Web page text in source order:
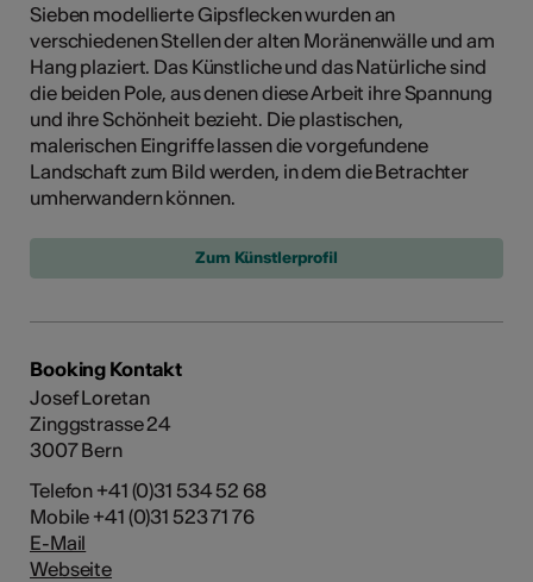
Sieben modellierte Gipsflecken wurden an
verschiedenen Stellen der alten Moränenwälle und am
Hang plaziert. Das Künstliche und das Natürliche sind
die beiden Pole, aus denen diese Arbeit ihre Spannung
und ihre Schönheit bezieht. Die plastischen,
malerischen Eingriffe lassen die vorgefundene
Landschaft zum Bild werden, in dem die Betrachter
umherwandern können.
Zum Künstlerprofil
Booking Kontakt
Josef Loretan
Zinggstrasse 24
3007 Bern
Telefon +41 (0)31 534 52 68
Mobile +41 (0)31 523 71 76
E-Mail
Webseite